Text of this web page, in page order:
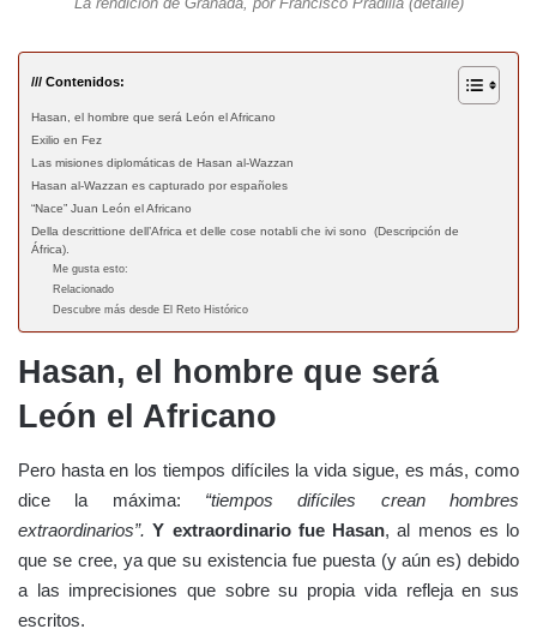
/// Contenidos:
Hasan, el hombre que será León el Africano
Exilio en Fez
Las misiones diplomáticas de Hasan al-Wazzan
Hasan al-Wazzan es capturado por españoles
“Nace” Juan León el Africano
Della descrittione dell’Africa et delle cose notabli che ivi sono (Descripción de
África).
Me gusta esto:
Relacionado
Descubre más desde El Reto Histórico
Hasan, el hombre que será
León el Africano
Pero hasta en los tiempos difíciles la vida sigue, es más, como
dice la máxima: “tiempos difíciles crean hombres
extraordinarios”.Y extraordinario fue Hasan, al menos es lo
que se cree, ya que su existencia fue puesta (y aún es) debido
a las imprecisiones que sobre su propia vida refleja en sus
escritos.